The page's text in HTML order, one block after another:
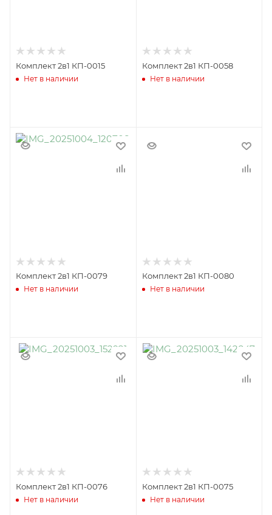
Комплект 2в1 КП-0015
Нет в наличии
Комплект 2в1 КП-0058
Нет в наличии
Комплект 2в1 КП-0079
Нет в наличии
Комплект 2в1 КП-0080
Нет в наличии
Комплект 2в1 КП-0076
Нет в наличии
Комплект 2в1 КП-0075
Нет в наличии